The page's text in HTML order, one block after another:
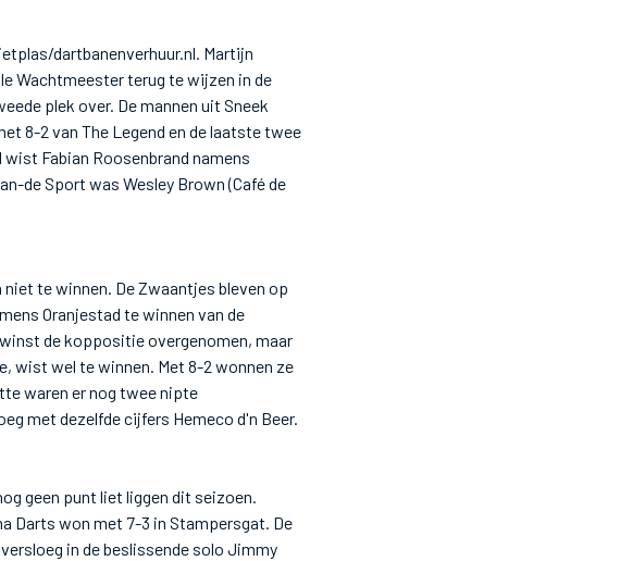
dartbanenverhuur.nl. Martijn
Wachtmeester terug te wijzen in de
plek over. De mannen uit Sneek
8-2 van The Legend en de laatste twee
Fabian Roosenbrand namens
de Sport was Wesley Brown (Café de
te winnen. De Zwaantjes bleven op
Oranjestad te winnen van de
de koppositie overgenomen, maar
wist wel te winnen. Met 8-2 wonnen ze
waren er nog twee nipte
met dezelfde cijfers Hemeco d'n Beer.
geen punt liet liggen dit seizoen.
Darts won met 7-3 in Stampersgat. De
in de beslissende solo Jimmy